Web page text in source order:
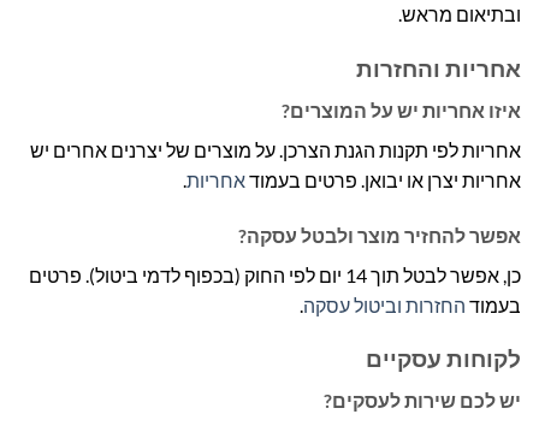
ובתיאום מראש.
אחריות והחזרות
איזו אחריות יש על המוצרים?
אחריות לפי תקנות הגנת הצרכן. על מוצרים של יצרנים אחרים יש
אחריות יצרן או יבואן. פרטים בעמודאחריות
אפשר להחזיר מוצר ולבטל עסקה?
כן, אפשר לבטל תוך 14 יום לפי החוק (בכפוף לדמי ביטול). פרטים
בעמוד החזרות וביטול עסקה
לקוחות עסקיים
יש לכם שירות לעסקים?